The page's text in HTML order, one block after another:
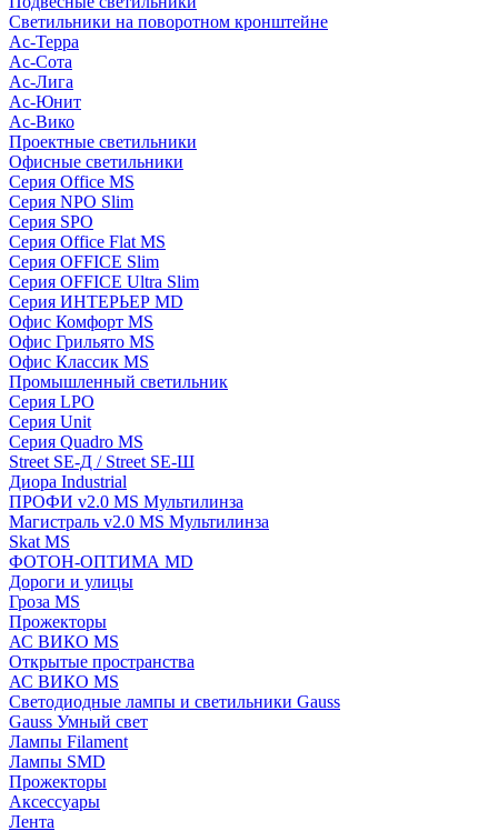
Светильники на поворотном кронштейне
Ас-Терра
Ас-Сота
Ас-Лига
Ас-Юнит
Ас-Вико
Проектные светильники
Офисные светильники
Серия Office MS
Серия NPO Slim
Серия SPO
Серия Office Flat MS
Серия OFFICE Slim
Серия OFFICE Ultra Slim
Серия ИНТЕРЬЕР MD
Офис Комфорт MS
Офис Грильято MS
Офис Классик MS
Промышленный светильник
Серия LPO
Серия Unit
Серия Quadro MS
Street SE-Д / Street SE-Ш
Диора Industrial
ПРОФИ v2.0 MS Мультилинза
Магистраль v2.0 MS Мультилинза
Skat MS
ФОТОН-ОПТИМА MD
Дороги и улицы
Гроза MS
Прожекторы
АС ВИКО MS
Открытые пространства
АС ВИКО MS
Светодиодные лампы и светильники Gauss
Gauss Умный свет
Лампы Filament
Лампы SMD
Прожекторы
Аксессуары
Лента